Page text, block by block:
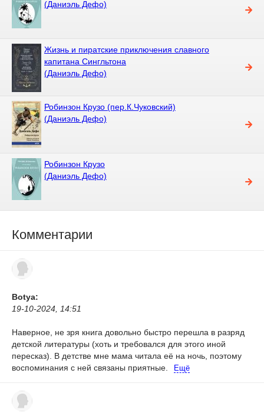
(Даниэль Дефо)
Жизнь и пиратские приключения славного
капитана Сингльтона
(Даниэль Дефо)
Робинзон Крузо (пер.К.Чуковский)
(Даниэль Дефо)
Робинзон Крузо
(Даниэль Дефо)
Комментарии
Botya:
19-10-2024, 14:51
Наверное, не зря книга довольно быстро перешла в разряд
детской литературы (хоть и требовался для этого иной
пересказ). В детстве мне мама читала её на ночь, поэтому
воспоминания с ней связаны приятные.
Ещё